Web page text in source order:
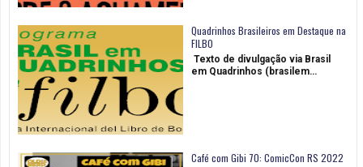
Quadrinhos Brasileiros em Destaque na
FILBO
Texto de divulgação via Brasil
em Quadrinhos (brasilem…
Café com Gibi 70: ComicCon RS 2022